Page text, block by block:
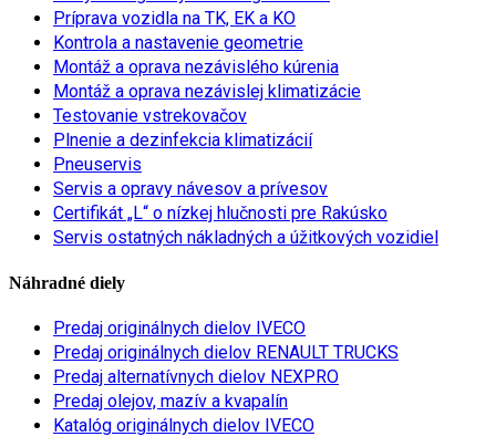
Príprava vozidla na TK, EK a KO
Kontrola a nastavenie geometrie
Montáž a oprava nezávislého kúrenia
Montáž a oprava nezávislej klimatizácie
Testovanie vstrekovačov
Plnenie a dezinfekcia klimatizácií
Pneuservis
Servis a opravy návesov a prívesov
Certifikát „L“ o nízkej hlučnosti pre Rakúsko
Servis ostatných nákladných a úžitkových vozidiel
Náhradné diely
Predaj originálnych dielov IVECO
Predaj originálnych dielov RENAULT TRUCKS
Predaj alternatívnych dielov NEXPRO
Predaj olejov, mazív a kvapalín
Katalóg originálnych dielov IVECO